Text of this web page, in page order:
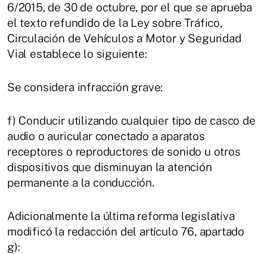
6/2015, de 30 de octubre, por el que se aprueba
el texto refundido de la Ley sobre Tráfico,
Circulación de Vehículos a Motor y Seguridad
Vial establece lo siguiente:
Se considera infracción grave:
f) Conducir utilizando cualquier tipo de casco de
audio o auricular conectado a aparatos
receptores o reproductores de sonido u otros
dispositivos que disminuyan la atención
permanente a la conducción.
Adicionalmente la última reforma legislativa
modificó la redacción del artículo 76, apartado
g):